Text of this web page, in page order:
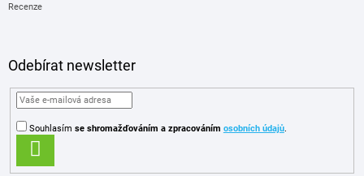
Recenze
Odebírat newsletter
Souhlasím se shromažďováním a zpracováním osobních údajů.
SE